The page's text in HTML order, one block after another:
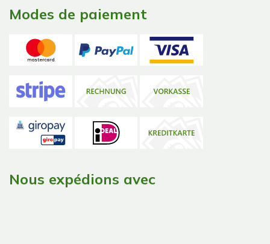
Modes de paiement
Nous expédions avec